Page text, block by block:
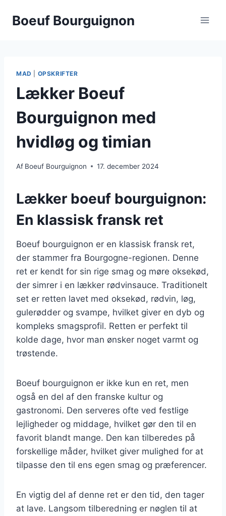
Boeuf Bourguignon
MAD OPSKRIFTER
Lækker Boeuf
Bourguignon med
hvidløg og timian
Af Boeuf Bourguignon 17. december 2024
Lækker boeuf bourguignon:
En klassisk fransk ret
Boeuf bourguignon er en klassisk fransk ret,
der stammer fra Bourgogne-regionen. Denne
ret er kendt for sin rige smag og møre oksekød,
der simrer i en lækker rødvinsauce. Traditionelt
set er retten lavet med oksekød, rødvin, løg,
gulerødder og svampe, hvilket giver en dyb og
kompleks smagsprofil. Retten er perfekt til
kolde dage, hvor man ønsker noget varmt og
trøstende.
Boeuf bourguignon er ikke kun en ret, men
også en del af den franske kultur og
gastronomi. Den serveres ofte ved festlige
lejligheder og middage, hvilket gør den til en
favorit blandt mange. Den kan tilberedes på
forskellige måder, hvilket giver mulighed for at
tilpasse den til ens egen smag og præferencer.
En vigtig del af denne ret er den tid, den tager
at lave. Langsom tilberedning er nøglen til at